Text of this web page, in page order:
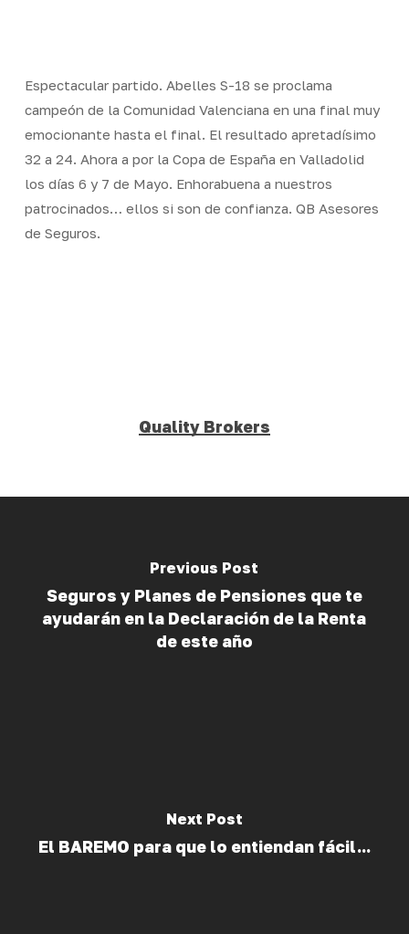
contentEspectacular partido. Abelles S-18 se proclama
campeón de la Comunidad Valenciana en una final muy
emocionante hasta el final. El resultado apretadísimo
32 a 24. Ahora a por la Copa de España en Valladolid
los días 6 y 7 de Mayo. Enhorabuena a nuestros
patrocinados… ellos si son de confianza. QB Asesores
de Seguros.
Quality Brokers
Previous Post
Seguros y Planes de Pensiones que te
ayudarán en la Declaración de la Renta
de este año
Next Post
El BAREMO para que lo entiendan fácil...